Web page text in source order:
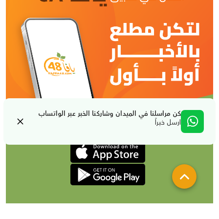
كن مراسلنا في الميدان وشاركنا الخبر عبر الواتساب
ارسل خبراً